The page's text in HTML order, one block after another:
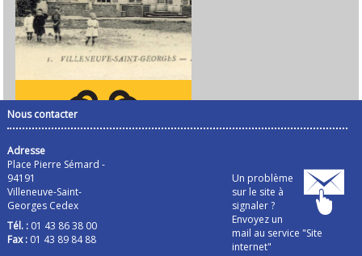
Nous contacter
Adresse
Place Pierre Sémard -
94191
Villeneuve-Saint-
Georges Cedex
Tél. :01 43 86 38 00
Fax :01 43 89 84 88
Un problème
sur le site à
signaler ?
Envoyez un
mail au service "Site
internet"